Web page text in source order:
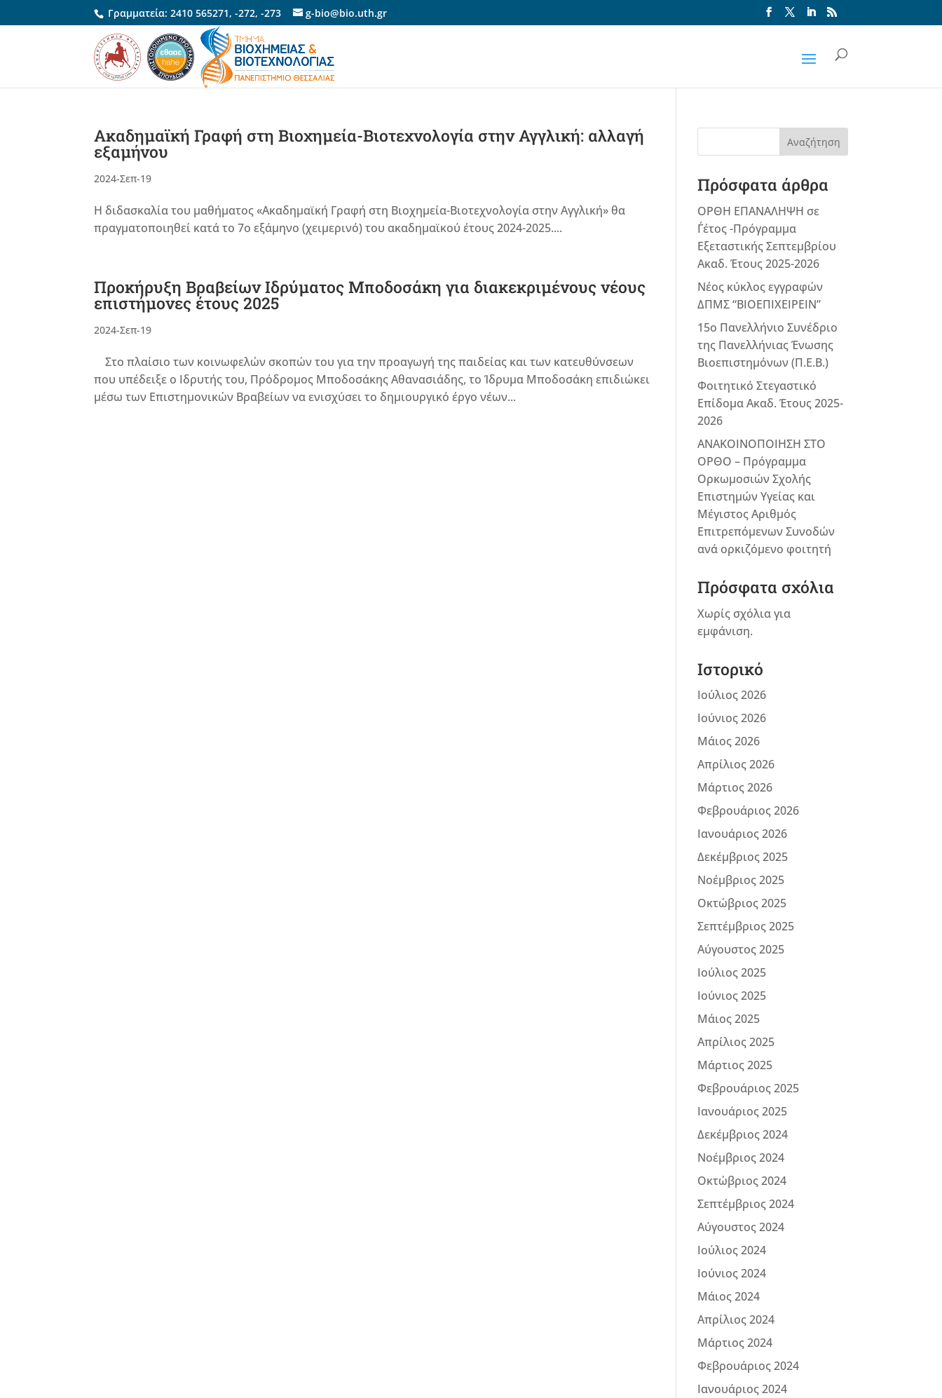
Γραμματεία:2410 565271,-272,-273 g-bio@bio.uth.gr
Ακαδημαϊκή Γραφή στη Βιοχημεία-Βιοτεχνολογία στην Αγγλική: αλλαγή
εξαμήνου
2024-Σεπ-19
Η διδασκαλία του μαθήματος «Ακαδημαϊκή Γραφή στη Βιοχημεία-Βιοτεχνολογία στην Αγγλική» θα
πραγματοποιηθεί κατά το 7ο εξάμηνο (χειμερινό) του ακαδημαϊκού έτους 2024-2025....
Προκήρυξη Βραβείων Ιδρύματος Μποδοσάκη για διακεκριμένους νέους
επιστήμονες έτους 2025
2024-Σεπ-19
Στο πλαίσιο των κοινωφελών σκοπών του για την προαγωγή της παιδείας και των κατευθύνσεων
που υπέδειξε ο Ιδρυτής του, Πρόδρομος Μποδοσάκης Αθανασιάδης, το Ίδρυμα Μποδοσάκη επιδιώκει
μέσω των Επιστημονικών Βραβείων να ενισχύσει το δημιουργικό έργο νέων...
Αναζήτηση
Πρόσφατα άρθρα
ΟΡΘΗ ΕΠΑΝΑΛΗΨΗ σε
Γ΄έτος -Πρόγραμμα
Εξεταστικής Σεπτεμβρίου
Ακαδ. Έτους 2025-2026
Νέος κύκλος εγγραφών
ΔΠΜΣ “ΒΙΟΕΠΙΧΕΙΡΕΙΝ”
15ο Πανελλήνιο Συνέδριο
της Πανελλήνιας Ένωσης
Βιοεπιστημόνων (Π.Ε.Β.)
Φοιτητικό Στεγαστικό
Επίδομα Ακαδ. Έτους 2025-
2026
ΑΝΑΚΟΙΝΟΠΟΙΗΣΗ ΣΤΟ
ΟΡΘΟ – Πρόγραμμα
Ορκωμοσιών Σχολής
Επιστημών Υγείας και
Μέγιστος Αριθμός
Επιτρεπόμενων Συνοδών
ανά ορκιζόμενο φοιτητή
Πρόσφατα σχόλια
Χωρίς σχόλια για
εμφάνιση.
Ιστορικό
Ιούλιος 2026
Ιούνιος 2026
Μάιος 2026
Απρίλιος 2026
Μάρτιος 2026
Φεβρουάριος 2026
Ιανουάριος 2026
Δεκέμβριος 2025
Νοέμβριος 2025
Οκτώβριος 2025
Σεπτέμβριος 2025
Αύγουστος 2025
Ιούλιος 2025
Ιούνιος 2025
Μάιος 2025
Απρίλιος 2025
Μάρτιος 2025
Φεβρουάριος 2025
Ιανουάριος 2025
Δεκέμβριος 2024
Νοέμβριος 2024
Οκτώβριος 2024
Σεπτέμβριος 2024
Αύγουστος 2024
Ιούλιος 2024
Ιούνιος 2024
Μάιος 2024
Απρίλιος 2024
Μάρτιος 2024
Φεβρουάριος 2024
Ιανουάριος 2024